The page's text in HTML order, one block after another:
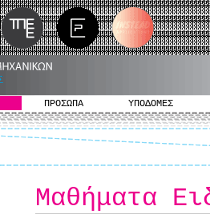
ΠΡΟΣΩΠΑ ΥΠΟΔΟΜΕΣ
Μαθήματα